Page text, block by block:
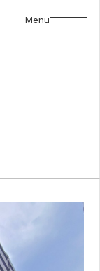
Menu